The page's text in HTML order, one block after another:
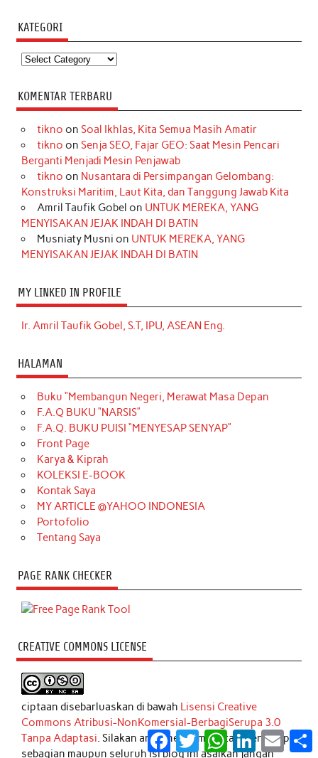
KATEGORI
Kategori
KOMENTAR TERBARU
tikno on Soal Ikhlas, Kita Semua Masih Amatir
tikno on Senja SEO, Fajar GEO: Saat Mesin Pencari
Berganti Menjadi Mesin Penjawab
tikno on Nusantara di Persimpangan Gelombang:
Konstruksi Maritim, Laut Kita, dan Tanggung Jawab Kita
Amril Taufik Gobel on UNTUK MEREKA, YANG
MENYISAKAN JEJAK INDAH DI BATIN
Musniaty Musni on UNTUK MEREKA, YANG
MENYISAKAN JEJAK INDAH DI BATIN
MY LINKED IN PROFILE
Ir. Amril Taufik Gobel, S.T, IPU, ASEAN Eng.
HALAMAN
Buku “Membangun Negeri, Merawat Masa Depan
F.A.Q BUKU “NARSIS”
F.A.Q. BUKU PUISI “MENYESAP SENYAP”
Front Page
Karya & Kiprah
KOLEKSI E-BOOK
Kontak Saya
MY ARTICLE @YAHOO INDONESIA
Portofolio
Tentang Saya
PAGE RANK CHECKER
CREATIVE COMMONS LICENSE
ciptaan disebarluaskan di bawah Lisensi Creative
Commons Atribusi-NonKomersial-BerbagiSerupa 3.0
Tanpa Adaptasi. Silakan anda mengambil atau mengutip
sebagian maupun seluruh isi blog ini asalkan jangan
Facebook
TwitterWhatsApp
LinkedInEmail